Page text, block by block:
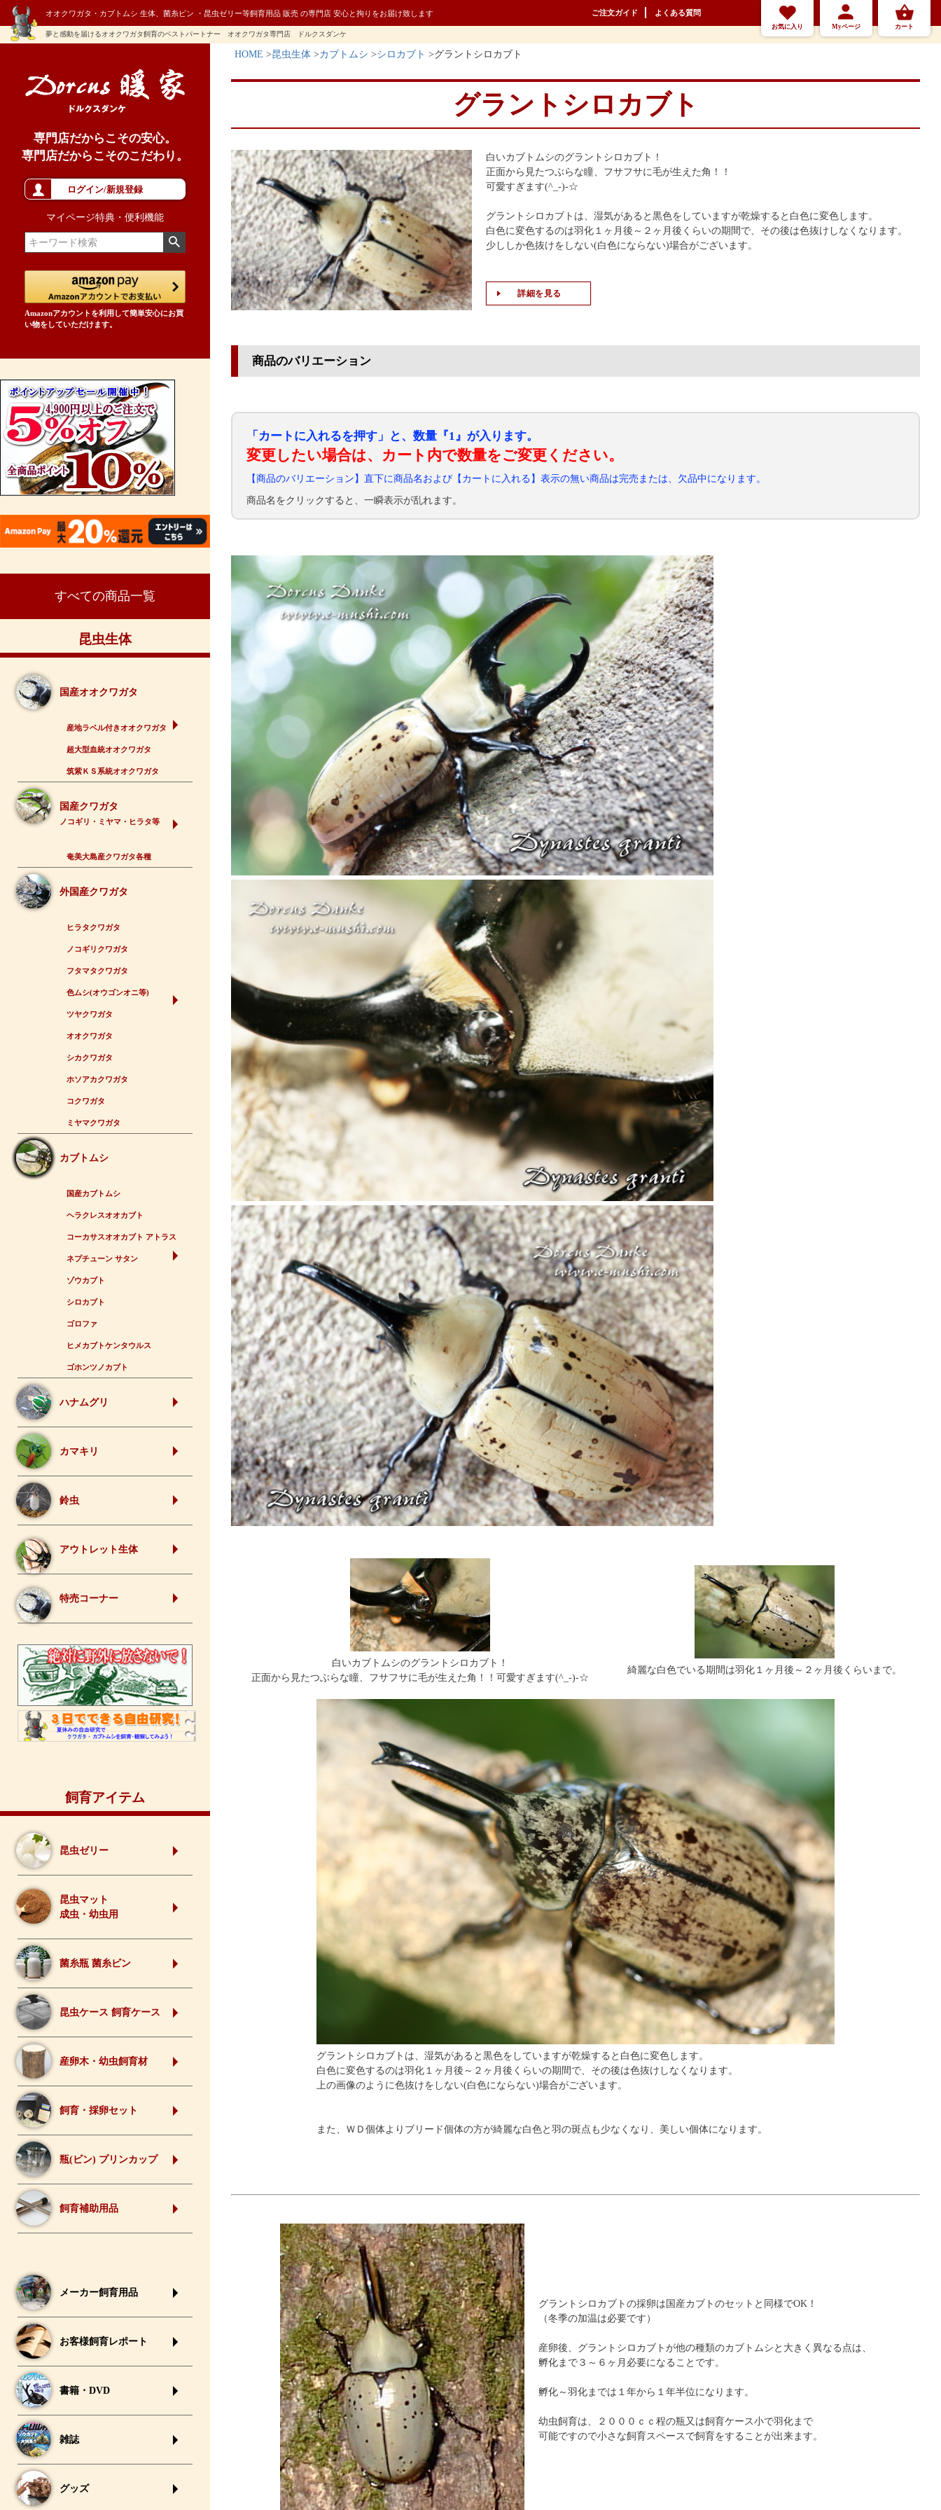
オオクワガタ・カブトムシ 生体、菌糸ビン ・昆虫ゼリー等飼育用品 販売 の専門店 安心と拘りをお届け致します ご注文ガイド よくある質問
夢と感動を届けるオオクワガタ飼育のベストパートナー オオクワガタ専門店 ドルクスダンケ
お気に入り Myページ カート
専門店だからこその安心。
専門店だからこそのこだわり。
ログイン/新規登録
マイページ特典・便利機能
Amazonアカウントを利用して簡単安心にお買
い物をしていただけます。
すべての商品一覧
昆虫生体
国産オオクワガタ
産地ラベル付きオオクワガタ
超大型血統オオクワガタ
筑紫ＫＳ系統オオクワガタ
国産クワガタ
ノコギリ・ミヤマ・ヒラタ等
奄美大島産クワガタ各種
外国産クワガタ
ヒラタクワガタ
ノコギリクワガタ
フタマタクワガタ
色ムシ(オウゴンオニ等)
ツヤクワガタ
オオクワガタ
シカクワガタ
ホソアカクワガタ
コクワガタ
ミヤマクワガタ
カブトムシ
国産カブトムシ
ヘラクレスオオカブト
コーカサスオオカブト アトラス
ネプチューン サタン
ゾウカブト
シロカブト
ゴロファ
ヒメカブトケンタウルス
ゴホンツノカブト
ハナムグリ
カマキリ
鈴虫
アウトレット生体
特売コーナー
飼育アイテム
昆虫ゼリー
昆虫マット
成虫・幼虫用
菌糸瓶 菌糸ビン
昆虫ケース 飼育ケース
産卵木・幼虫飼育材
飼育・採卵セット
瓶(ビン) プリンカップ
飼育補助用品
メーカー飼育用品
お客様飼育レポート
書籍・DVD
雑誌
グッズ
HOME 昆虫生体 カブトムシ シロカブト グラントシロカブト
グラントシロカブト
白いカブトムシのグラントシロカブト！
正面から見たつぶらな瞳、フサフサに毛が生えた角！！
可愛すぎます(^_-)-☆
グラントシロカブトは、湿気があると黒色をしていますが乾燥すると白色に変色します。
白色に変色するのは羽化１ヶ月後～２ヶ月後くらいの期間で、その後は色抜けしなくなります。
少ししか色抜けをしない(白色にならない)場合がございます。
詳細を見る
商品のバリエーション
「カートに入れるを押す」と、数量『1』が入ります。
変更したい場合は、カート内で数量をご変更ください。
【商品のバリエーション】直下に商品名および【カートに入れる】表示の無い商品は完売または、欠品中になります。
商品名をクリックすると、一瞬表示が乱れます。
白いカブトムシのグラントシロカブト！
正面から見たつぶらな瞳、フサフサに毛が生えた角！！可愛すぎます(^_-)-☆
綺麗な白色でいる期間は羽化１ヶ月後～２ヶ月後くらいまで。
グラントシロカブトは、湿気があると黒色をしていますが乾燥すると白色に変色します。
白色に変色するのは羽化１ヶ月後～２ヶ月後くらいの期間で、その後は色抜けしなくなります。
上の画像のように色抜けをしない(白色にならない)場合がございます。
また、ＷＤ個体よりブリード個体の方が綺麗な白色と羽の斑点も少なくなり、美しい個体になります。
グラントシロカブトの採卵は国産カブトのセットと同様でOK！
（冬季の加温は必要です）
産卵後、グラントシロカブトが他の種類のカブトムシと大きく異なる点は、
孵化まで３～６ヶ月必要になることです。
孵化～羽化までは１年から１年半位になります。
幼虫飼育は、２０００ｃｃ程の瓶又は飼育ケース小で羽化まで
可能ですので小さな飼育スペースで飼育をすることが出来ます。